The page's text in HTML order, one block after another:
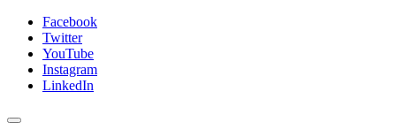
Facebook
Twitter
YouTube
Instagram
LinkedIn